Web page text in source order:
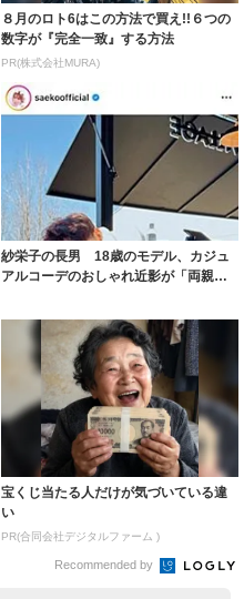
８月のロト6はこの方法で買え!!６つの
数字が『完全一致』する方法
PR(株式会社MURA)
紗栄子の長男 18歳のモデル、カジュ
アルコーデのおしゃれ近影が「両親の
宝くじ当たる人だけが気づいている違
い
PR(合同会社デジタルファーム )
Recommended by